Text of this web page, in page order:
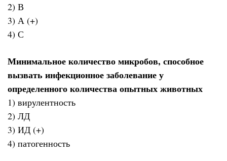
2) В
3) А (+)
4) С
Минимальное количество микробов, способное
вызвать инфекционное заболевание у
определенного количества опытных животных
1) вирулентность
2) ЛД
3) ИД (+)
4) патогенность